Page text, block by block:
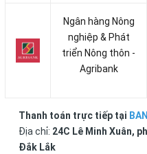
Ngân hàng Nông
nghiệp & Phát
triển Nông thôn -
Agribank
Thanh toán trực tiếp tại
Địa chỉ: 24C Lê Minh Xuân,
Đắk Lắk